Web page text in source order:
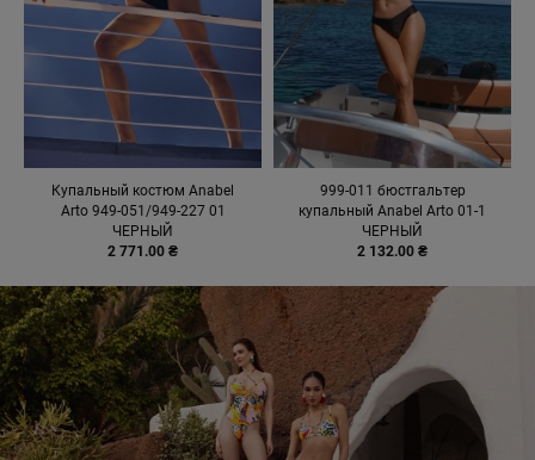
Купальный костюм Anabel
Arto 949-051/949-227 01
ЧЕРНЫЙ
2 771.00 ₴
999-011 бюстгальтер
купальный Anabel Arto 01-1
ЧЕРНЫЙ
2 132.00 ₴